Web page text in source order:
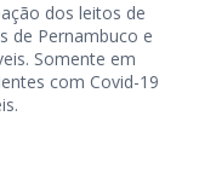
dos leitos de
de Pernambuco e
Somente em
com Covid-19